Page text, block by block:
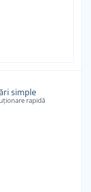
simple
rapidă